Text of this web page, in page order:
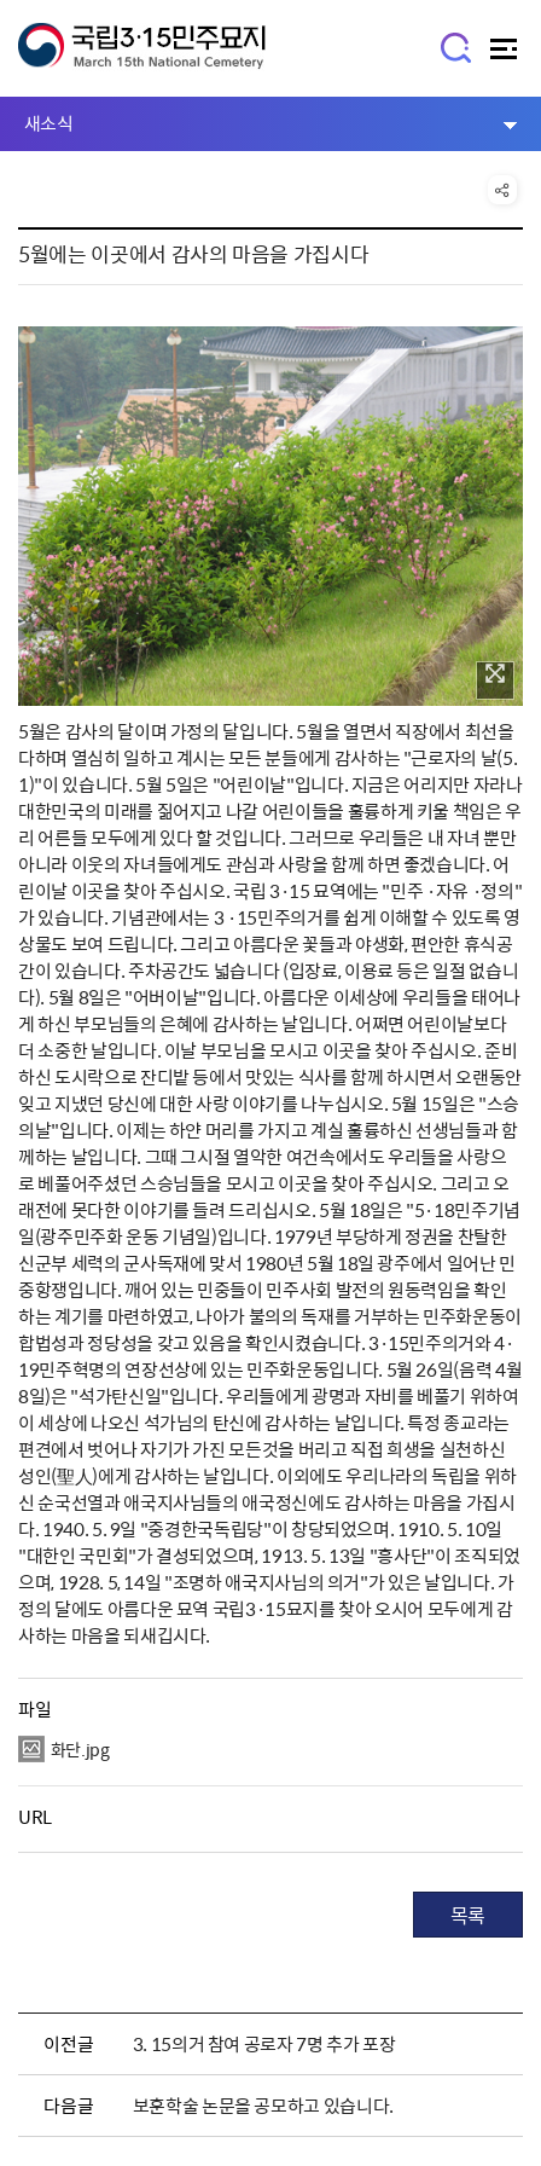
새소식
5월에는 이곳에서 감사의 마음을 가집시다
5월은 감사의 달이며 가정의 달입니다. 5월을 열면서 직장에서 최선을
다하며 열심히 일하고 계시는 모든 분들에게 감사하는 "근로자의 날(5.
1)"이 있습니다. 5월 5일은 "어린이날"입니다. 지금은 어리지만 자라나
대한민국의 미래를 짊어지고 나갈 어린이들을 훌륭하게 키울 책임은 우
리 어른들 모두에게 있다 할 것입니다. 그러므로 우리들은 내 자녀 뿐만
아니라 이웃의 자녀들에게도 관심과 사랑을 함께 하면 좋겠습니다. 어
린이날 이곳을 찾아 주십시오. 국립 3·15 묘역에는 "민주 ·자유 ·정의"
가 있습니다. 기념관에서는 3 ·15민주의거를 쉽게 이해할 수 있도록 영
상물도 보여 드립니다. 그리고 아름다운 꽃들과 야생화, 편안한 휴식공
간이 있습니다. 주차공간도 넓습니다 (입장료, 이용료 등은 일절 없습니
다). 5월 8일은 "어버이날"입니다. 아름다운 이세상에 우리들을 태어나
게 하신 부모님들의 은혜에 감사하는 날입니다. 어쩌면 어린이날보다
더 소중한 날입니다. 이날 부모님을 모시고 이곳을 찾아 주십시오. 준비
하신 도시락으로 잔디밭 등에서 맛있는 식사를 함께 하시면서 오랜동안
잊고 지냈던 당신에 대한 사랑 이야기를 나누십시오. 5월 15일은 "스승
의날"입니다. 이제는 하얀 머리를 가지고 계실 훌륭하신 선생님들과 함
께하는 날입니다. 그때 그시절 열악한 여건속에서도 우리들을 사랑으
로 베풀어주셨던 스승님들을 모시고 이곳을 찾아 주십시오. 그리고 오
래전에 못다한 이야기를 들려 드리십시오. 5월 18일은 "5·18민주기념
일(광주민주화 운동 기념일)입니다. 1979년 부당하게 정권을 찬탈한
신군부 세력의 군사독재에 맞서 1980년 5월 18일 광주에서 일어난 민
중항쟁입니다. 깨어 있는 민중들이 민주사회 발전의 원동력임을 확인
하는 계기를 마련하였고, 나아가 불의의 독재를 거부하는 민주화운동이
합법성과 정당성을 갖고 있음을 확인시켰습니다. 3·15민주의거와 4·
19민주혁명의 연장선상에 있는 민주화운동입니다. 5월 26일(음력 4월
8일)은 "석가탄신일"입니다. 우리들에게 광명과 자비를 베풀기 위하여
이 세상에 나오신 석가님의 탄신에 감사하는 날입니다. 특정 종교라는
편견에서 벗어나 자기가 가진 모든것을 버리고 직접 희생을 실천하신
성인(聖人)에게 감사하는 날입니다. 이외에도 우리나라의 독립을 위하
신 순국선열과 애국지사님들의 애국정신에도 감사하는 마음을 가집시
다. 1940. 5. 9일 "중경한국독립당"이 창당되었으며. 1910. 5. 10일
"대한인 국민회"가 결성되었으며, 1913. 5. 13일 "흥사단"이 조직되었
으며, 1928. 5, 14일 "조명하 애국지사님의 의거"가 있은 날입니다. 가
정의 달에도 아름다운 묘역 국립3·15묘지를 찾아 오시어 모두에게 감
사하는 마음을 되새깁시다.
파일
화단.jpg
URL
목록
이전글 3. 15의거 참여 공로자 7명 추가 포장
다음글 보훈학술 논문을 공모하고 있습니다.